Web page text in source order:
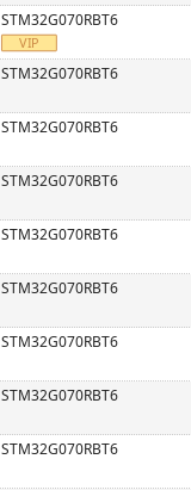
STM32G070RBT6
STM32G070RBT6
STM32G070RBT6
STM32G070RBT6
STM32G070RBT6
STM32G070RBT6
STM32G070RBT6
STM32G070RBT6
STM32G070RBT6